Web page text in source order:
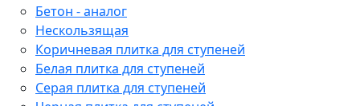
Бетон - аналог
Нескользящая
Коричневая плитка для ступеней
Белая плитка для ступеней
Серая плитка для ступеней